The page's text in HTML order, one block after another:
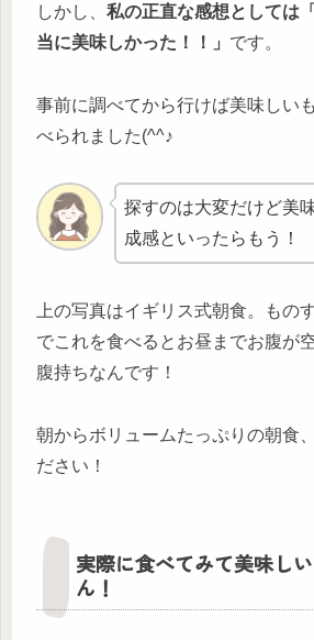
しかし、 私の正直な感想としては
当に美味しかった！！」 です。
事前に調べてから行けば美味しい
べられました(^^♪
探すのは大変だけど美
成感といったらもう！
上の写真はイギリス式朝食。もの
でこれを食べるとお昼までお腹が
腹持ちなんです！
朝からボリュームたっぷりの朝食
ださい！
実際に食べてみて美味し
ん！